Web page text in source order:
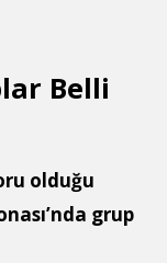
Belli
olduğu
grup